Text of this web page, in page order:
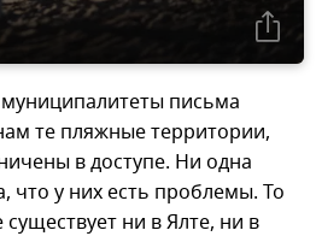
письма
те пляжные территории,
в доступе. Ни одна
что у них есть проблемы. То
ни в Ялте, ни в